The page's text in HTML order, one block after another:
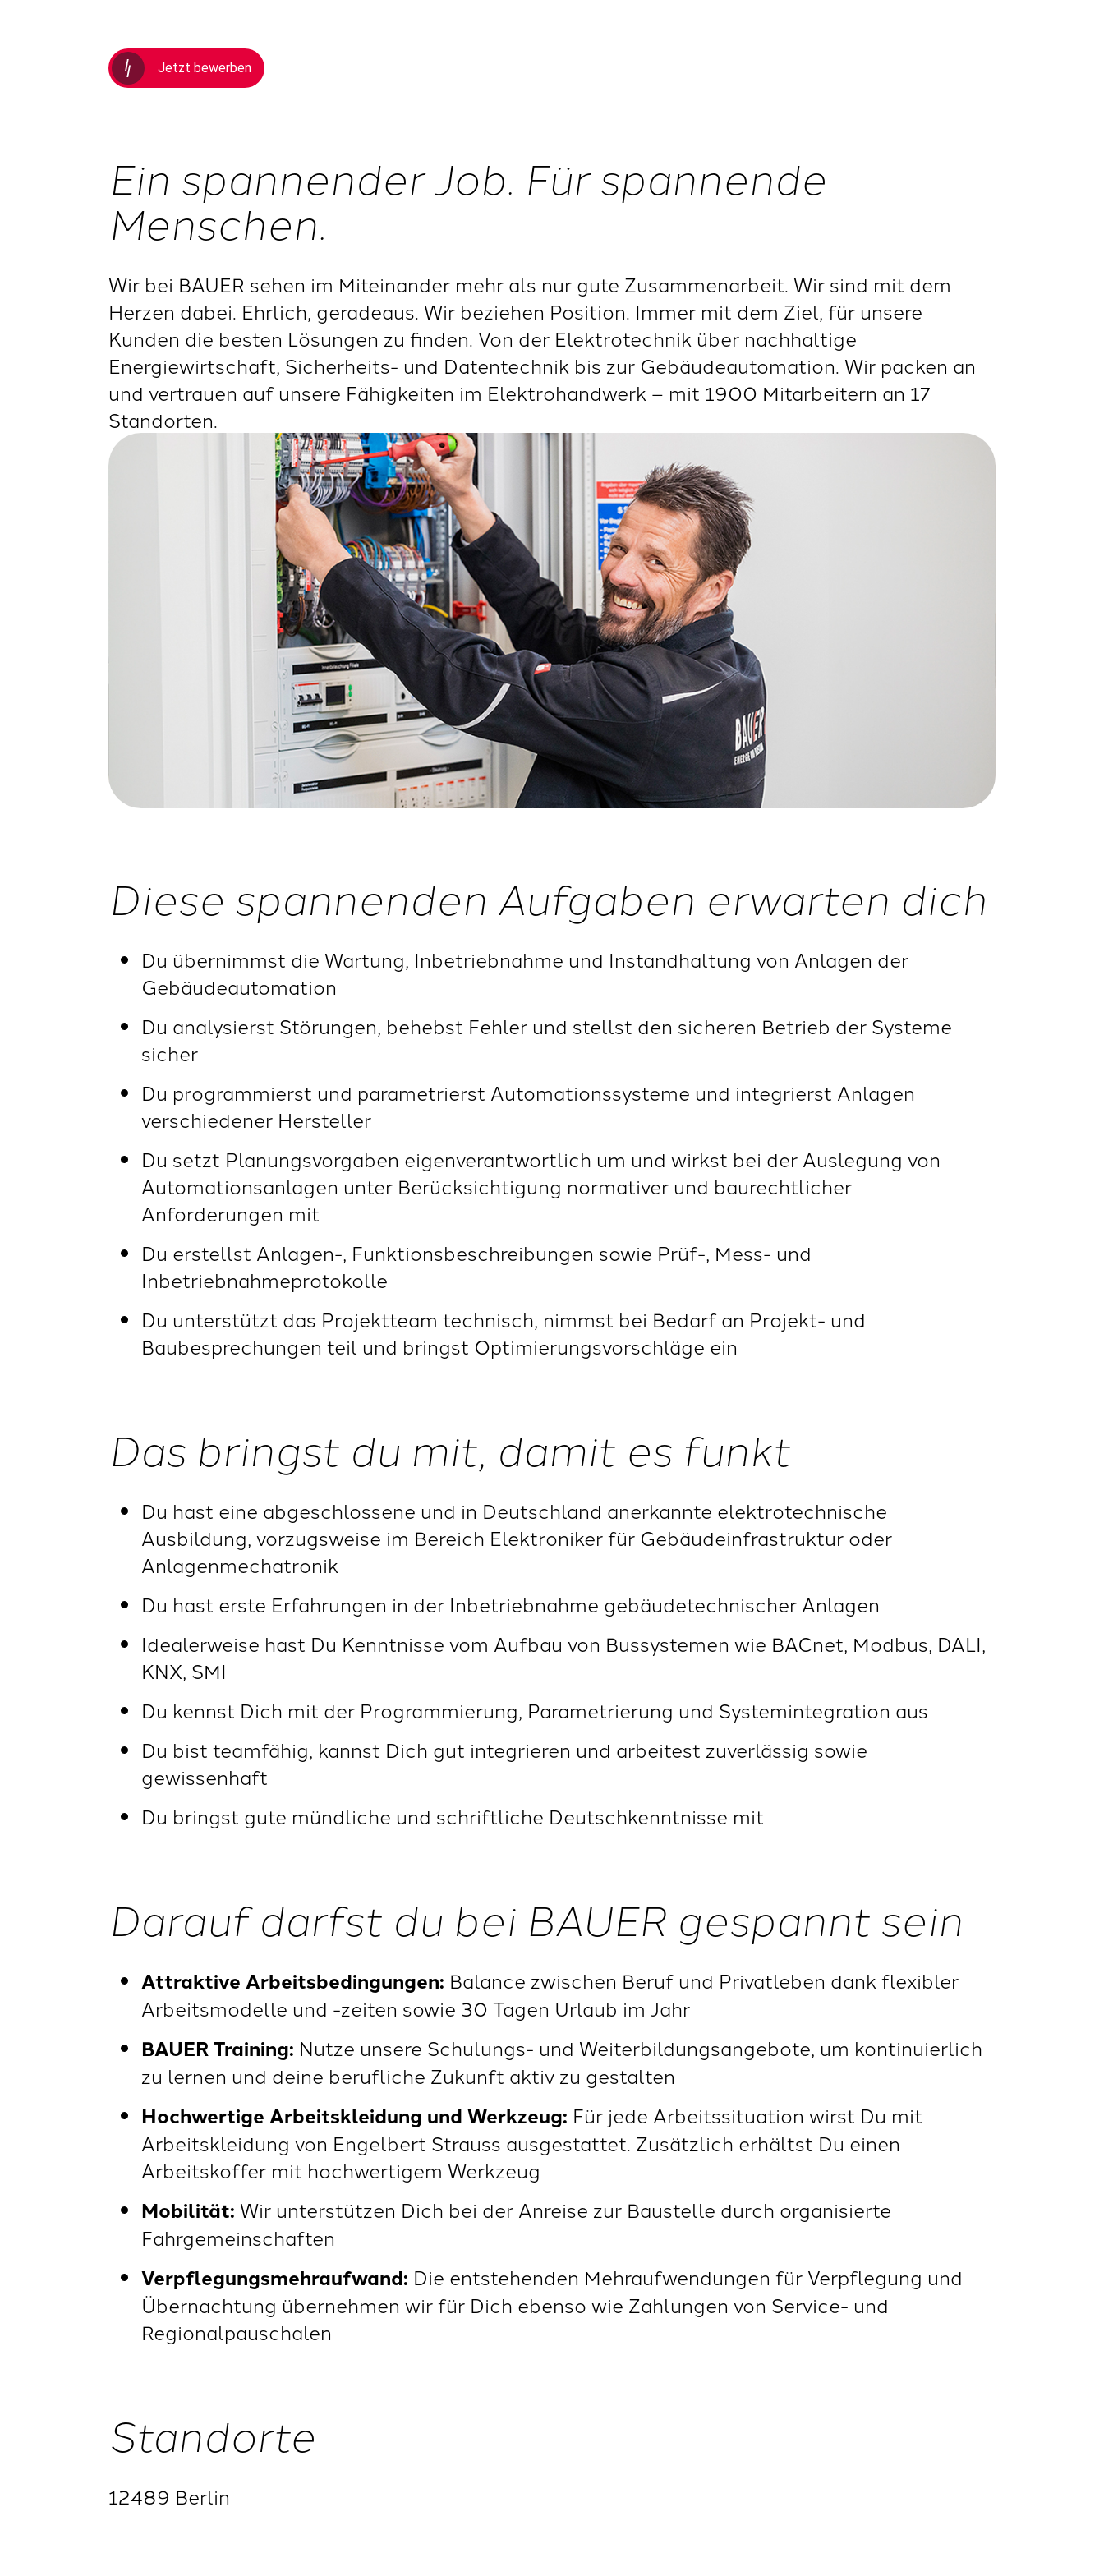
Jetzt bewerben
Ein spannender Job. Für spannende
Menschen.
Wir bei BAUER sehen im Miteinander mehr als nur gute Zusammenarbeit. Wir sind mit dem
Herzen dabei. Ehrlich, geradeaus. Wir beziehen Position. Immer mit dem Ziel, für unsere
Kunden die besten Lösungen zu finden. Von der Elektrotechnik über nachhaltige
Energiewirtschaft, Sicherheits- und Datentechnik bis zur Gebäudeautomation. Wir packen an
und vertrauen auf unsere Fähigkeiten im Elektrohandwerk – mit 1900 Mitarbeitern an 17
Standorten.
Diese spannenden Aufgaben erwarten dich
Du übernimmst die Wartung, Inbetriebnahme und Instandhaltung von Anlagen der
Gebäudeautomation
Du analysierst Störungen, behebst Fehler und stellst den sicheren Betrieb der Systeme
sicher
Du programmierst und parametrierst Automationssysteme und integrierst Anlagen
verschiedener Hersteller
Du setzt Planungsvorgaben eigenverantwortlich um und wirkst bei der Auslegung von
Automationsanlagen unter Berücksichtigung normativer und baurechtlicher
Anforderungen mit
Du erstellst Anlagen-, Funktionsbeschreibungen sowie Prüf-, Mess- und
Inbetriebnahmeprotokolle
Du unterstützt das Projektteam technisch, nimmst bei Bedarf an Projekt- und
Baubesprechungen teil und bringst Optimierungsvorschläge ein
Das bringst du mit, damit es funkt
Du hast eine abgeschlossene und in Deutschland anerkannte elektrotechnische
Ausbildung, vorzugsweise im Bereich Elektroniker für Gebäudeinfrastruktur oder
Anlagenmechatronik
Du hast erste Erfahrungen in der Inbetriebnahme gebäudetechnischer Anlagen
Idealerweise hast Du Kenntnisse vom Aufbau von Bussystemen wie BACnet, Modbus, DALI,
KNX, SMI
Du kennst Dich mit der Programmierung, Parametrierung und Systemintegration aus
Du bist teamfähig, kannst Dich gut integrieren und arbeitest zuverlässig sowie
gewissenhaft
Du bringst gute mündliche und schriftliche Deutschkenntnisse mit
Darauf darfst du bei BAUER gespannt sein
Attraktive Arbeitsbedingungen: Balance zwischen Beruf und Privatleben dank flexibler
Arbeitsmodelle und -zeiten sowie 30 Tagen Urlaub im Jahr
BAUER Training: Nutze unsere Schulungs- und Weiterbildungsangebote, um kontinuierlich
zu lernen und deine berufliche Zukunft aktiv zu gestalten
Hochwertige Arbeitskleidung und Werkzeug: Für jede Arbeitssituation wirst Du mit
Arbeitskleidung von Engelbert Strauss ausgestattet. Zusätzlich erhältst Du einen
Arbeitskoffer mit hochwertigem Werkzeug
Mobilität: Wir unterstützen Dich bei der Anreise zur Baustelle durch organisierte
Fahrgemeinschaften
Verpflegungsmehraufwand: Die entstehenden Mehraufwendungen für Verpflegung und
Übernachtung übernehmen wir für Dich ebenso wie Zahlungen von Service- und
Regionalpauschalen
Standorte
12489 Berlin